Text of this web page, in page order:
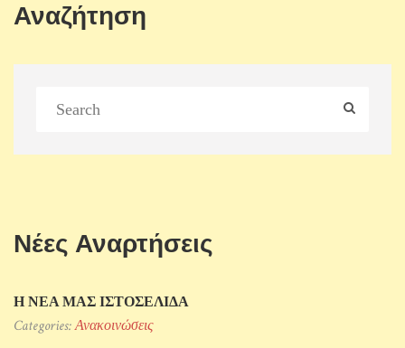
Αναζήτηση
Νέες Αναρτήσεις
Η ΝΕΑ ΜΑΣ ΙΣΤΟΣΕΛΙΔΑ
Categories:Ανακοινώσεις